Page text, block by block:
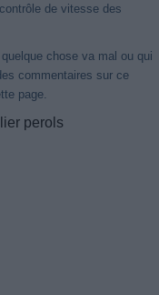
de vitesse des
chose va mal ou qui
commentaires sur ce
page.
perols